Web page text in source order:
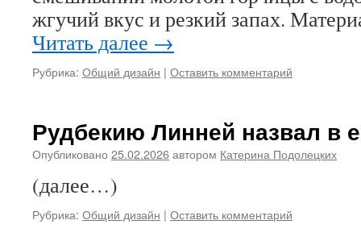
жгучий вкус и резкий запах.
Читать далее →
Рубрика: Общий дизайн | Оставить комментарий
Рудбекию Линней назвал в
Опубликовано 25.02.2026автором Катерина Подолецких
(далее…)
Рубрика: Общий дизайн | Оставить комментарий